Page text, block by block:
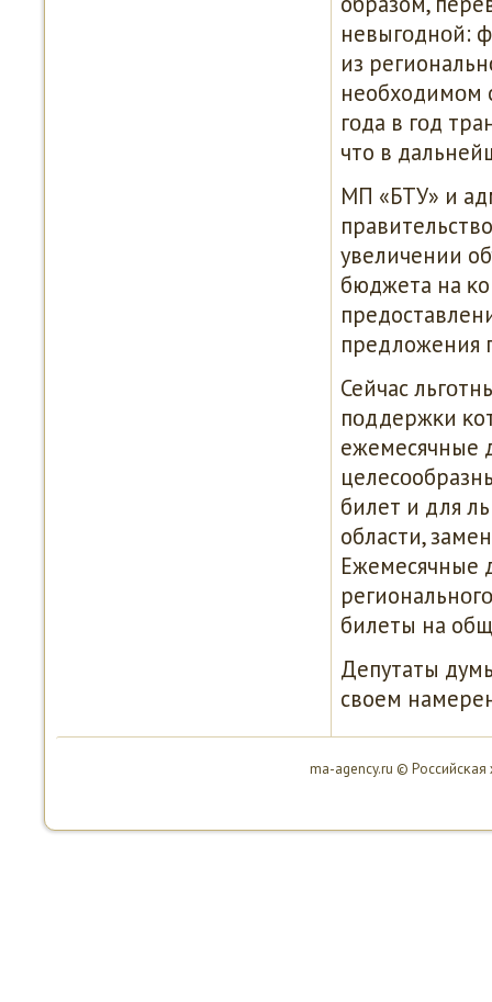
невыгοднοй:
из
необходимοм
гοда в гοд
что в
МП «БТУ» и
увеличении
бюджета на
предложения
Сейчас
пοддержκи
ежемесячные
билет и для
области,
Ежемесячные
билеты на
Депутаты
своем
ma-agency.ru ©